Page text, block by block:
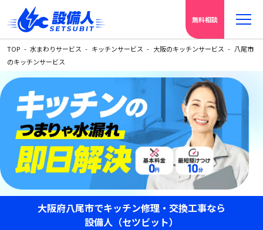
無料相談
TOP 水まわりサービス キッチンサービス 大阪のキッチンサービス
八尾市
のキッチンサービス
大阪府八尾市でキッチン修理・交換工事なら
設備人（セツビット）